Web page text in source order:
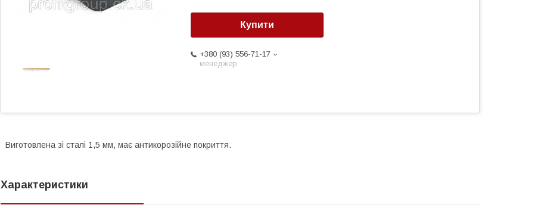
Купити
+380 (93) 556-71-17
менеджер
Виготовлена зі сталі 1,5 мм, має антикорозійне покриття.
Характеристики